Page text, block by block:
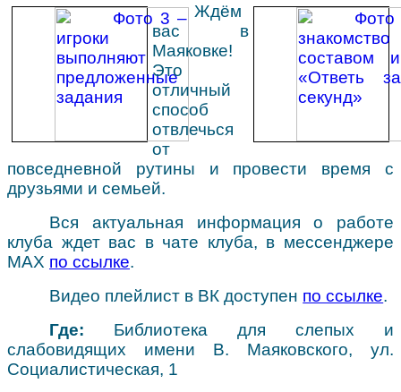
Ждём
вас в
Маяковке!
Это
отличный
способ
отвлечься
от
повседневной рутины и провести время с
друзьями и семьей.
Вся актуальная информация о работе
клуба ждет вас в чате клуба, в мессенджере
МАХ по ссылке.
Видео плейлист в ВК доступен по ссылке.
Где: Библиотека для слепых и
слабовидящих имени В. Маяковского, ул.
Социалистическая, 1